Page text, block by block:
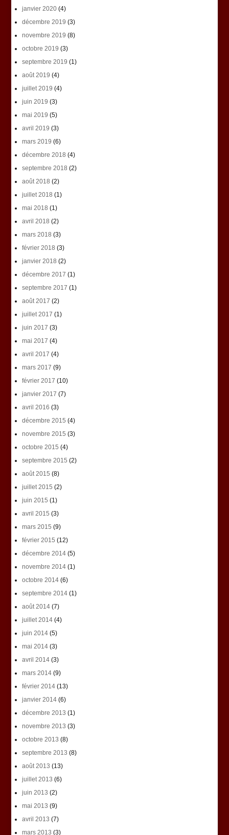
janvier 2020(4)
décembre 2019 (3)
novembre 2019 (8)
octobre 2019 (3)
septembre 2019 (1)
août 2019 (4)
juillet 2019 (4)
juin 2019 (3)
mai 2019 (5)
avril 2019 (3)
mars 2019 (6)
décembre 2018 (4)
septembre 2018 (2)
août 2018 (2)
juillet 2018 (1)
mai 2018 (1)
avril 2018 (2)
mars 2018 (3)
février 2018 (3)
janvier 2018 (2)
décembre 2017 (1)
septembre 2017 (1)
août 2017 (2)
juillet 2017 (1)
juin 2017 (3)
mai 2017 (4)
avril 2017 (4)
mars 2017 (9)
février 2017 (10)
janvier 2017 (7)
avril 2016 (3)
décembre 2015 (4)
novembre 2015 (3)
octobre 2015 (4)
septembre 2015 (2)
août 2015 (8)
juillet 2015 (2)
juin 2015 (1)
avril 2015 (3)
mars 2015 (9)
février 2015 (12)
décembre 2014(5)
novembre 2014(1)
octobre 2014(6)
septembre 2014(1)
août 2014(7)
juillet 2014(4)
juin 2014(5)
mai 2014(3)
avril 2014(3)
mars 2014(9)
février 2014(13)
janvier 2014(6)
décembre 2013 (1)
novembre 2013 (3)
octobre 2013 (8)
septembre 2013 (8)
août 2013 (13)
juillet 2013 (6)
juin 2013 (2)
mai 2013 (9)
avril 2013 (7)
mars 2013 (3)